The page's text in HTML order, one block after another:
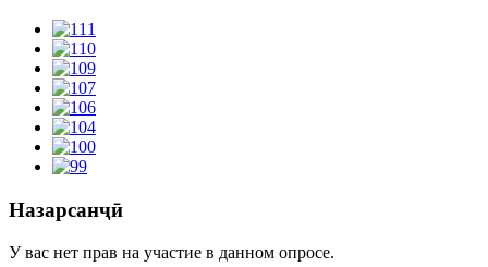
Назарсанҷӣ
У вас нет прав на участие в данном опросе.